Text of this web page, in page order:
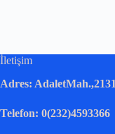
İletişim
Adres:
Telefon: 0(232)4593366